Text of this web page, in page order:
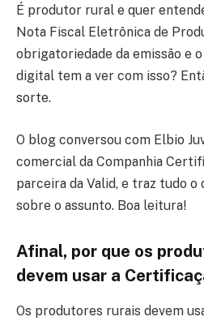
É produtor rural e quer
Nota Fiscal Eletrônica de
obrigatoriedade da emissão e
digital tem a ver com isso?
sorte.
O blog conversou com Elbio
comercial da Companhia
parceira da Valid, e traz tudo o
sobre o assunto. Boa leitura!
Afinal, por que os
devem usar a
Os produtores rurais devem